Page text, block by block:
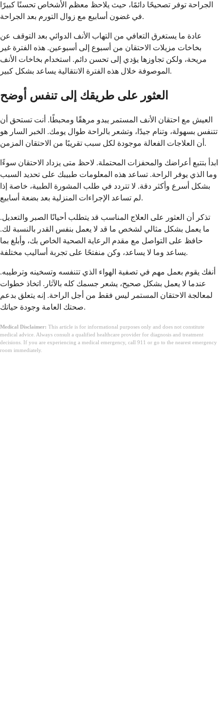
الجراحة توفر تصحيحًا دائمًا، حيث يلاحظ معظم الأشخاص تحسنًا كبيرًا
في غضون أسابيع مع زوال التورم بعد الجراحة.
عادة ما يستغرق التعافي من التهاب الأنف الدوائي بعد التوقف عن
بخاخات مزيلات الاحتقان من أسبوع إلى أسبوعين. هذه الفترة غير
مريحة، ولكن تجاوزها يؤدي إلى تحسن دائم. استخدام بخاخات الأنف
الموصوفة خلال هذه الفترة الانتقالية يساعد بشكل كبير.
العثور على طريقك إلى تنفس أوضح
العيش مع احتقان الأنف المستمر يبدو مرهقًا ومحبطًا. أنت تستحق أن
تتنفس بسهولة، وتنام جيدًا، وتشعر بالراحة طوال يومك. الخبر السار هو
أن العلاجات الفعالة موجودة لكل سبب تقريبًا من الاحتقان المزمن.
ابدأ بتتبع أعراضك والمحفزات المحتملة. لاحظ متى يزداد الاحتقان سوءًا
وما الذي يوفر الراحة. تساعد هذه المعلومات طبيبك على تحديد السبب
بشكل أسرع وأكثر دقة. لا تتردد في طلب المشورة الطبية، خاصة إذا
لم تساعد الإجراءات المنزلية بعد بضعة أسابيع.
تذكر أن العثور على العلاج المناسب قد يتطلب أحيانًا الصبر والتعديل.
ما يعمل بشكل مثالي لشخص ما قد لا يعمل بنفس القدر بالنسبة لك.
حافظ على التواصل مع مقدم الرعاية الصحية الخاص بك، وأبلغ بما
يساعد وما لا يساعد، وكن منفتحًا على تجربة أساليب مختلفة.
أنفك يقوم بعمل مهم في تصفية الهواء الذي تتنفسه وتسخينه وترطيبه.
عندما لا يعمل بشكل صحيح، يشعر جسمك كله بالآثار. اتخاذ خطوات
لمعالجة الاحتقان المستمر ليس فقط من أجل الراحة. إنه يتعلق بدعم
صحتك العامة وجودة حياتك.
Medical Disclaimer: This article is for informational purposes only and does not constitute
medical advice. Always consult a qualified healthcare provider for diagnosis and treatment
decisions. If you are experiencing a medical emergency, call 911 or go to the nearest emergency
room immediately.